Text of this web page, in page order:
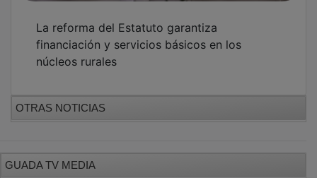
financiación y servicios básicos en los
núcleos rurales
OTRAS NOTICIAS